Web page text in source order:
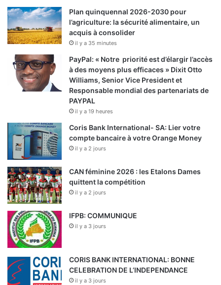
Plan quinquennal 2026-2030 pour
l’agriculture: la sécurité alimentaire, un
acquis à consolider
il y a 35 minutes
PayPal: « Notre priorité est d’élargir l’accès
à des moyens plus efficaces » Dixit Otto
Williams, Senior Vice President et
Responsable mondial des partenariats de
PAYPAL
il y a 19 heures
Coris Bank International- SA: Lier votre
compte bancaire à votre Orange Money
il y a 2 jours
CAN féminine 2026 : les Etalons Dames
quittent la compétition
il y a 2 jours
IFPB: COMMUNIQUE
il y a 3 jours
CORIS BANK INTERNATIONAL: BONNE
CELEBRATION DE L’INDEPENDANCE
il y a 3 jours